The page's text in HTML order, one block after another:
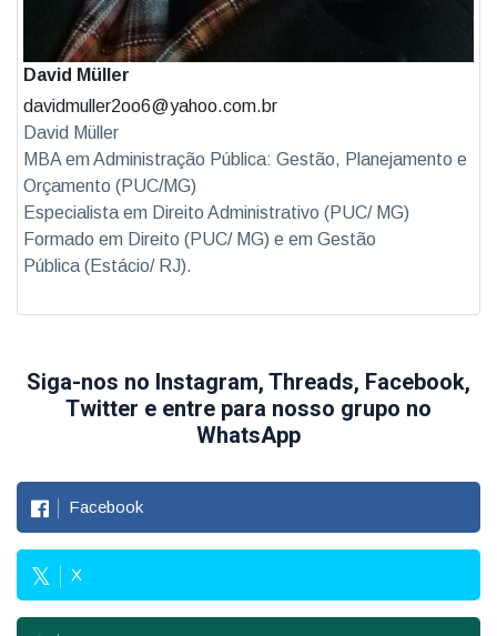
David Müller
davidmuller2oo6@yahoo.com.br
David Müller
MBA em Administração Pública: Gestão, Planejamento e
Orçamento (PUC/MG)
Especialista em Direito Administrativo (PUC/ MG)
Formado em Direito (PUC/ MG) e em Gestão
Pública (Estácio/ RJ).
Siga-nos no Instagram, Threads, Facebook,
Twitter e entre para nosso grupo no
WhatsApp
Facebook
X